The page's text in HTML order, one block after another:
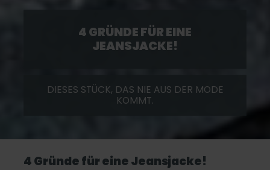
4 GRÜNDE FÜR EINE
JEANSJACKE!
DIESES STÜCK, DAS NIE AUS DER MODE
KOMMT.
4 Gründe für eine Jeansjacke!